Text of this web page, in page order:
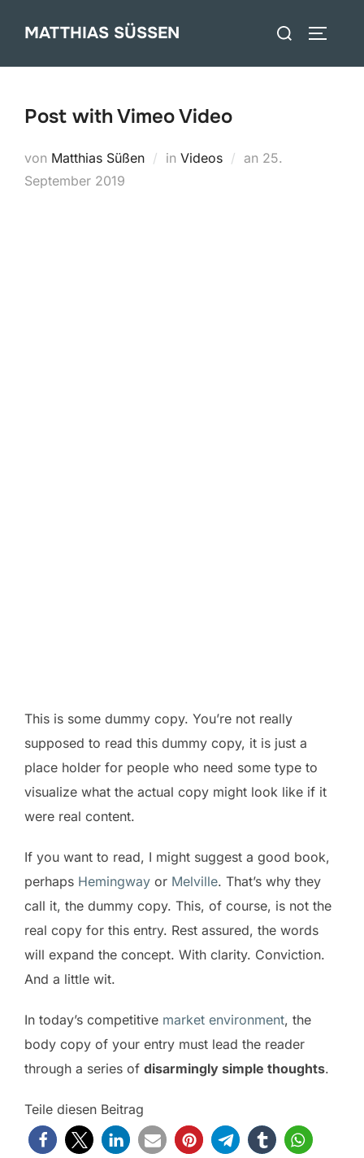
InhaltMATTHIAS SÜSSEN
Suchen
Post with Vimeo Video
von Matthias Süßen in Videos an Veröffentlicht
25.
September 2019
This is some dummy copy. You’re not really
supposed to read this dummy copy, it is just a
place holder for people who need some type to
visualize what the actual copy might look like if it
were real content.
If you want to read, I might suggest a good book,
perhaps Hemingway or Melville. That’s why they
call it, the dummy copy. This, of course, is not the
real copy for this entry. Rest assured, the words
will expand the concept. With clarity. Conviction.
And a little wit.
In today’s competitive market environment, the
body copy of your entry must lead the reader
through a series of disarmingly simple thoughts.
Teile diesen Beitrag